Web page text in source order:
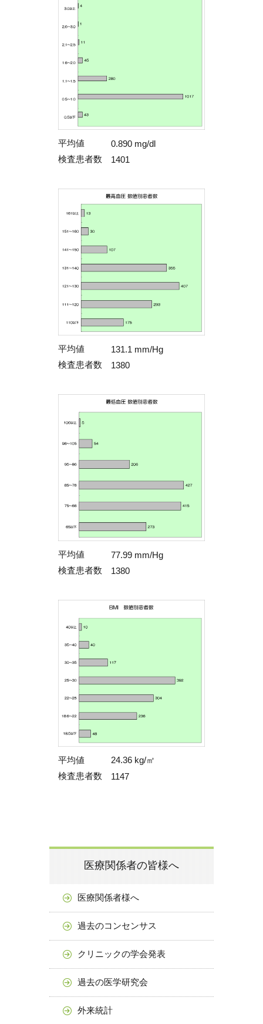
平均値
0.890 mg/dl
検査患者数
1401
平均値
131.1 mm/Hg
検査患者数
1380
平均値
77.99 mm/Hg
検査患者数
1380
平均値
24.36 kg/㎡
検査患者数
1147
医療関係者の皆様へ
医療関係者様へ
過去のコンセンサス
クリニックの学会発表
過去の医学研究会
外来統計